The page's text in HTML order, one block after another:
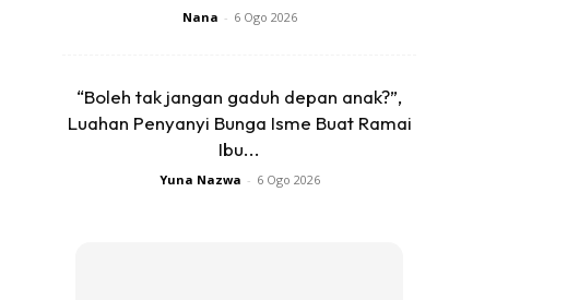
Nana - 6 Ogo 2026
“Boleh tak jangan gaduh depan anak?”,
Luahan Penyanyi Bunga Isme Buat Ramai
Ibu...
Yuna Nazwa - 6 Ogo 2026